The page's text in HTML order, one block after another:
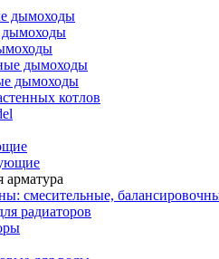
дымоходы
дымоходы
дымоходы
дымоходы
котлов
арматура
смесительные,
радиаторов